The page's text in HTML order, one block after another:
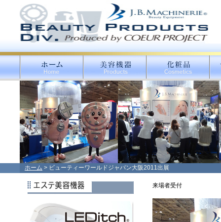
ホーム> ビューティーワールドジャパン大阪2011出展
来場者受付